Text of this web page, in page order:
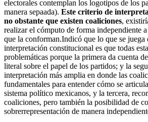
electorales contemplan los logotipos de los
manera sepaada). Este criterio de
no obstante que existen coaliciones,
realizar el cómputo de forma independiente
que la conforman.Indicó que lo que se juega
interpretación constitucional es que todas
problemáticas porque la primera da cuenta
literal sobre el papel de los partidos; y la
interpretación más amplia en donde las
fundamentales para entender cómo se
sistema político mexicanos, y la tercera,
coaliciones, pero también la posibilidad de
sobrerrepresentación de manera